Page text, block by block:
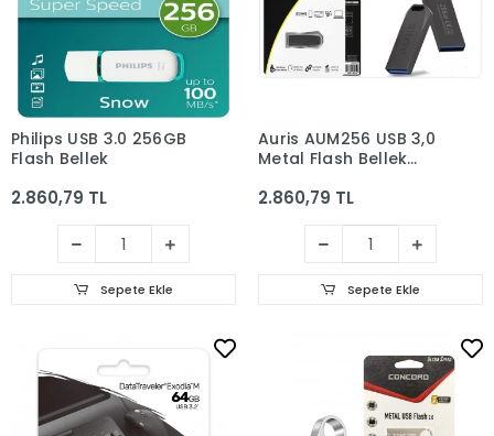
Philips USB 3.0 256GB
Flash Bellek
2.860,79 TL
Sepete Ekle
Auris AUM256 USB 3,0
Metal Flash Bellek
2.860,79 TL
Sepete Ekle